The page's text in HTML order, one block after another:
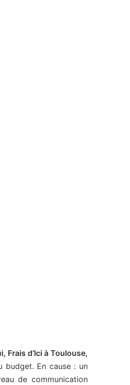
Frais d’Ici à Toulouse,
budget. En cause : un
de communication